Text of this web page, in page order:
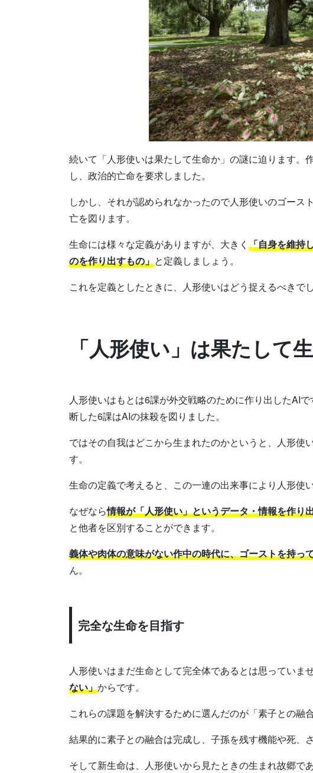
続いて「人形使いは果たして生命か」の謎に迫ります。
し、政治的亡命を要求しました。
しかし、それが認められなかったので人形使いのゴー
亡を図ります。
生命には様々な定義がありますが、大きく 「自身を維持
のを作り出すもの」と定義しましょう。
これを定義としたときに、人形使いはどう捉えるべきでし
「人形使い」は果たして
人形使いはもとは6課が外交戦略のために作り出したAI
断した6課はAIの抹殺を図りました。
ではその自我はどこから生まれたのかというと、人形使
す。
生命の定義で考えると、この一連の出来事により人形使
なぜなら情報が「人形使い」というデータ・情報を作り
と他者を区別することができます。
義体や肉体の意味がない作中の時代に、ゴーストを持っ
ん。
完全な生命を目指す
人形使いはまだ生命として完全体であるとは思っていま
ない」からです。
これらの課題を解決するために選んだのが「素子との融合
結果的に素子との融合は完成し、子孫を残す機能や死、
そして新生命は、人形使いから見たときの生まれ故郷で